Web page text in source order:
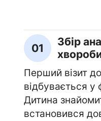
01
Збір
Перший візит
відбувається у
Дитина
встановився